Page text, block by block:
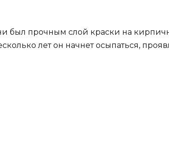
был прочным слой краски на
лет он начнет осыпаться,